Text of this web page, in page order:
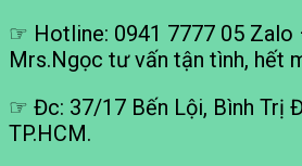
☞ Hotline: 0941 7777 05 Zalo
Mrs.Ngọc tư vấn tận tình, hết
☞ Đc: 37/17 Bến Lội, Bình Trị
TP.HCM.